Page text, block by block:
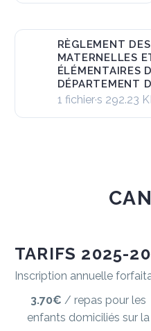
RÈGLEMENT
MATERNELLES
ÉLÉMENTAIRES
DÉPARTEMENT
1 fichier·s 292.23
TARIFS 2025-
Inscription annuelle
3.70€ / repas pour les
enfants domiciliés sur la